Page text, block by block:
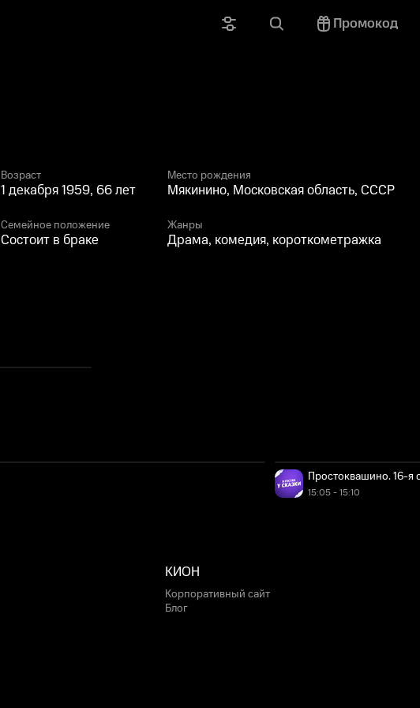
Промокод
Возраст
1 декабря 1959, 66 лет
Место рождения
Мякинино, Московская область, СССР
Семейное положение
Состоит в браке
Жанры
Драма, комедия, короткометражка
Простоквашино. 16-
15:05 - 15:10
КИОН
Корпоративный сайт
Блог